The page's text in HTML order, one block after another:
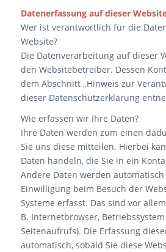
Datenerfassung auf dieser
Wer ist verantwortlich für die
Website?
Die Datenverarbeitung auf dieser
den Websitebetreiber. Dessen
dem Abschnitt „Hinweis zur
dieser Datenschutzerklärung
Wie erfassen wir Ihre Daten?
Ihre Daten werden zum einen
Sie uns diese mitteilen. Hierbei
Daten handeln, die Sie in ein
Andere Daten werden
Einwilligung beim Besuch der
Systeme erfasst. Das sind vor
B. Internetbrowser,
Seitenaufrufs). Die Erfassung
automatisch, sobald Sie diese